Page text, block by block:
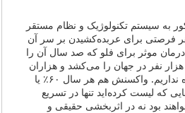
به سیستم تکنولوژیک و نظام مستقر
فرصتی برای عربده‌کشیدن بر سر آن
موثر برای فلو که صد سال آن را
نفر در جهان را می‌کشد و هزاران
تحقیق علمی به روی آن شده نداریم. واکسنش هم هر سال ۶۰٪ یا
که لیست کرده‌اید تنها در تسریع
بود نه در اثربخشی حقیقی و